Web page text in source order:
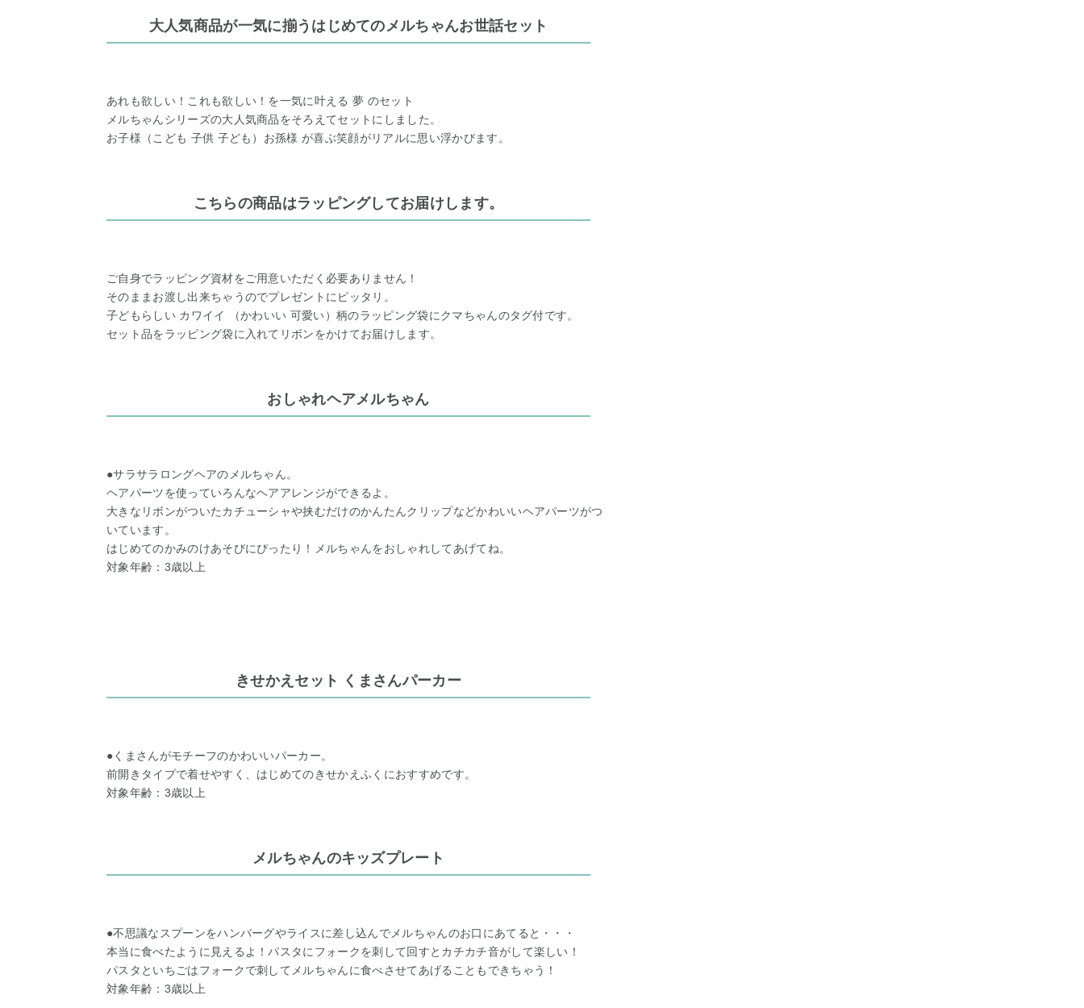
大人気商品が一気に揃うはじめてのメルちゃんお世話セット
あれも欲しい！これも欲しい！を一気に叶える 夢 のセット
メルちゃんシリーズの大人気商品をそろえてセットにしました。
お子様（こども 子供 子ども）お孫様 が喜ぶ笑顔がリアルに思い浮かびます。
こちらの商品はラッピングしてお届けします。
ご自身でラッピング資材をご用意いただく必要ありません！
そのままお渡し出来ちゃうのでプレゼントにピッタリ。
子どもらしい カワイイ （かわいい 可愛い）柄のラッピング袋にクマちゃんのタグ付です。
セット品をラッピング袋に入れてリボンをかけてお届けします。
おしゃれヘアメルちゃん
●サラサラロングヘアのメルちゃん。
ヘアパーツを使っていろんなヘアアレンジができるよ。
大きなリボンがついたカチューシャや挟むだけのかんたんクリップなどかわいいヘアパーツがつ
いています。
はじめてのかみのけあそびにぴったり！メルちゃんをおしゃれしてあげてね。
対象年齢：3歳以上
きせかえセット くまさんパーカー
●くまさんがモチーフのかわいいパーカー。
前開きタイプで着せやすく、はじめてのきせかえふくにおすすめです。
対象年齢：3歳以上
メルちゃんのキッズプレート
●不思議なスプーンをハンバーグやライスに差し込んでメルちゃんのお口にあてると・・・
本当に食べたように見えるよ！パスタにフォークを刺して回すとカチカチ音がして楽しい！
パスタといちごはフォークで刺してメルちゃんに食べさせてあげることもできちゃう！
対象年齢：3歳以上